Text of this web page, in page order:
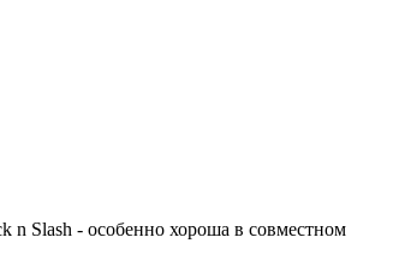
n Slash - особенно хороша в совместном